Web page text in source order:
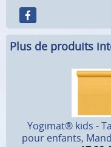
Plus de produits
Yogimat® kids -
pour enfants,